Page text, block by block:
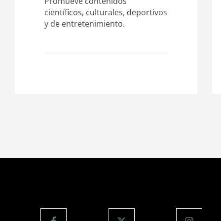
científicos, culturales, deportivos
y de entretenimiento.